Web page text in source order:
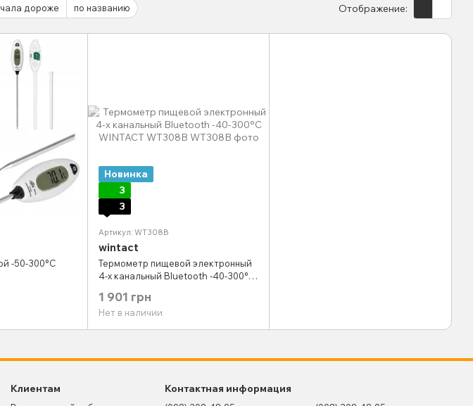
дороже по названию Отображение:
-50-300°C
Новинка
3
3
Артикул: WT308B
wintact
Термометр пищевой электронный
4-х канальный Bluetooth -40-300°C
1 901 грн
Нет в наличии
Клиентам Контактная информация